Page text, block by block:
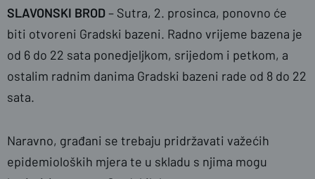
naslovnica P.S./SBplus
SLAVONSKI BROD – Sutra, 2. prosinca, ponovno će
biti otvoreni Gradski bazeni. Radno vrijeme bazena je
od 6 do 22 sata ponedjeljkom, srijedom i petkom, a
ostalim radnim danima Gradski bazeni rade od 8 do 22
sata.
Naravno, građani se trebaju pridržavati važećih
epidemioloških mjera te u skladu s njima mogu